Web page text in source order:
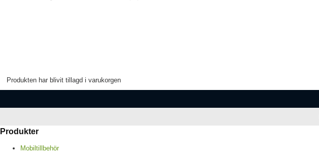
Produkten har blivit tillagd i varukorgen
Produkter
Mobiltillbehör